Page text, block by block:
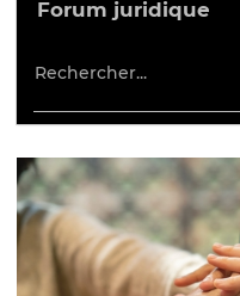
Forum juridique